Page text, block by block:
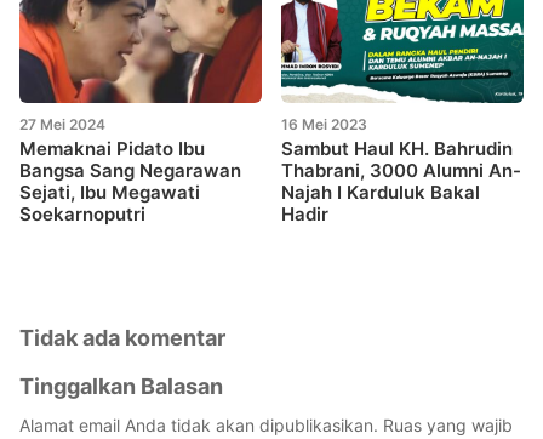
27 Mei 2024
Memaknai Pidato Ibu
Bangsa Sang Negarawan
Sejati, Ibu Megawati
Soekarnoputri
16 Mei 2023
Sambut Haul KH. Bahrudin
Thabrani, 3000 Alumni An-
Najah I Karduluk Bakal
Hadir
Tidak ada komentar
Tinggalkan Balasan
Alamat email Anda tidak akan dipublikasikan. Ruas yang wajib